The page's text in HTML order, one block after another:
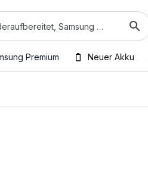
Premium Neuer Akku